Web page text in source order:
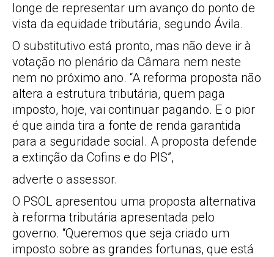
longe de representar um avanço do ponto de
vista da equidade tributária, segundo Ávila.
O substitutivo está pronto, mas não deve ir à
votação no plenário da Câmara nem neste
nem no próximo ano. “A reforma proposta não
altera a estrutura tributária, quem paga
imposto, hoje, vai continuar pagando. E o pior
é que ainda tira a fonte de renda garantida
para a seguridade social. A proposta defende
a extinção da Cofins e do PIS”,
adverte o assessor.
O PSOL apresentou uma proposta alternativa
à reforma tributária apresentada pelo
governo. “Queremos que seja criado um
imposto sobre as grandes fortunas, que está